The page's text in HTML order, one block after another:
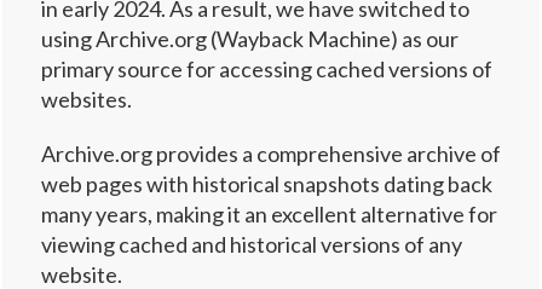
in early 2024. As a result, we have switched to
using Archive.org (Wayback Machine) as our
primary source for accessing cached versions of
websites.
Archive.org provides a comprehensive archive of
web pages with historical snapshots dating back
many years, making it an excellent alternative for
viewing cached and historical versions of any
website.